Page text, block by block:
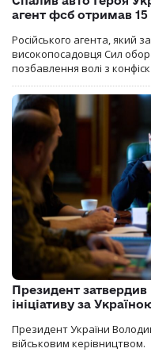
агент фсб отримав 15
Російського агента, який
високопосадовця Сил
позбавлення волі з
Президент затвердив
ініціативу за
Президент України
військовим керівництвом.